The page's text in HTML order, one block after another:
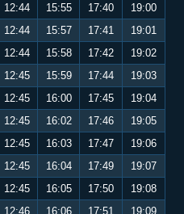
12:44 15:55 17:40
19:00
12:44 15:57 17:41
19:01
12:44 15:58 17:42
19:02
12:45 15:59 17:44
19:03
12:45 16:00 17:45
19:04
12:45 16:02 17:46
19:05
12:45 16:03 17:47
19:06
12:45 16:04 17:49
19:07
12:45 16:05 17:50
19:08
12:46 16:06 17:51
19:09